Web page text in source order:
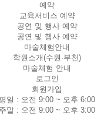
예약
교육서비스 예약
공연 및 행사 예약
공연 및 행사 예약
마술체험안내
학원소개(수원·부천)
마술체험 안내
로그인
회원가입
일 : 오전 9:00 ~ 오후 6:00
주말 : 오전 9:00 ~ 오후 3:00